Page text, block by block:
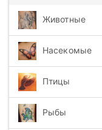
Животные
Насекомые
Птицы
Рыбы